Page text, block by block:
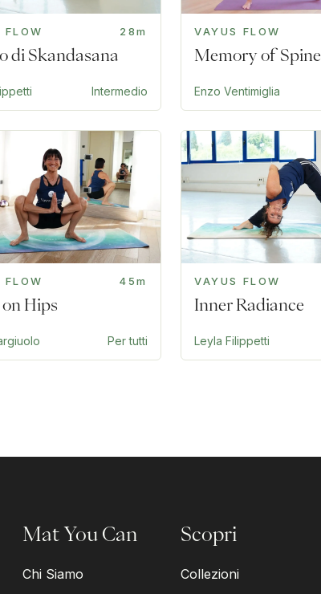
FLOW 28m
di Skandasana
Intermedio
VAYUS FLOW
Memory of Spine
Enzo Ventimiglia
FLOW 45m
on Hips
Per tutti
VAYUS FLOW
Inner Radiance
Leyla Filippetti
Mat You Can
Chi Siamo
Scopri
Collezioni